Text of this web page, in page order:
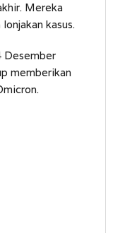
Mereka
kasus.
Desember
memberikan